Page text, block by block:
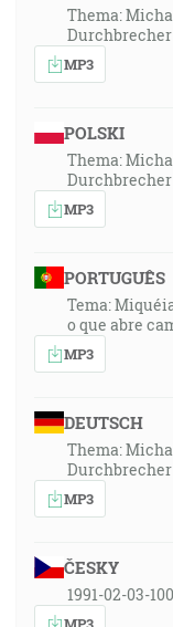
Thema:
MP3
POLSKI
Thema:
MP3
PORTUGUÊS
Tema:
o que abre
MP3
DEUTSCH
Thema:
MP3
ČESKY
1991-02-03-